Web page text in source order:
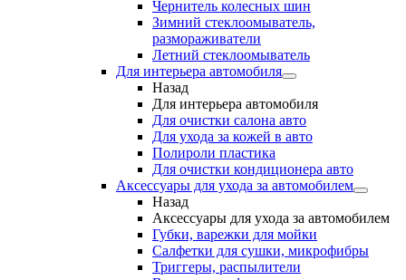
Чернитель колесных шин
Зимний стеклоомыватель,
размораживатели
Летний стеклоомыватель
Для интерьера автомобиля
Назад
Для интерьера автомобиля
Для очистки салона авто
Для ухода за кожей в авто
Полироли пластика
Для очистки кондиционера авто
Аксессуары для ухода за автомобилем
Назад
Аксессуары для ухода за автомобилем
Губки, варежки для мойки
Салфетки для сушки, микрофибры
Триггеры, распылители